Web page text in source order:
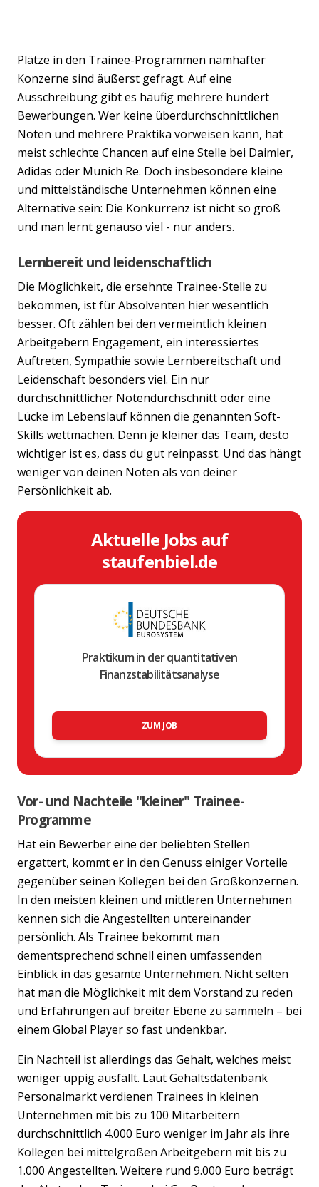
Previous
Plätze in den Trainee-Programmen namhafter
Konzerne sind äußerst gefragt. Auf eine
Ausschreibung gibt es häufig mehrere hundert
Bewerbungen. Wer keine überdurchschnittlichen
Noten und mehrere Praktika vorweisen kann, hat
meist schlechte Chancen auf eine Stelle bei Daimler,
Adidas oder Munich Re. Doch insbesondere kleine
und mittelständische Unternehmen können eine
Alternative sein: Die Konkurrenz ist nicht so groß
und man lernt genauso viel - nur anders.
Lernbereit und leidenschaftlich
Die Möglichkeit, die ersehnte Trainee-Stelle zu
bekommen, ist für Absolventen hier wesentlich
besser. Oft zählen bei den vermeintlich kleinen
Arbeitgebern Engagement, ein interessiertes
Auftreten, Sympathie sowie Lernbereitschaft und
Leidenschaft besonders viel. Ein nur
durchschnittlicher Notendurchschnitt oder eine
Lücke im Lebenslauf können die genannten Soft-
Skills wettmachen. Denn je kleiner das Team, desto
wichtiger ist es, dass du gut reinpasst. Und das hängt
weniger von deinen Noten als von deiner
Persönlichkeit ab.
Aktuelle Jobs auf
staufenbiel.de
Praktikum in der quantitativen
Finanzstabilitätsanalyse
ZUM JOB
Vor- und Nachteile "kleiner" Trainee-
Programme
Hat ein Bewerber eine der beliebten Stellen
ergattert, kommt er in den Genuss einiger Vorteile
gegenüber seinen Kollegen bei den Großkonzernen.
In den meisten kleinen und mittleren Unternehmen
kennen sich die Angestellten untereinander
persönlich. Als Trainee bekommt man
dementsprechend schnell einen umfassenden
Einblick in das gesamte Unternehmen. Nicht selten
hat man die Möglichkeit mit dem Vorstand zu reden
und Erfahrungen auf breiter Ebene zu sammeln – bei
einem Global Player so fast undenkbar.
Ein Nachteil ist allerdings das Gehalt, welches meist
weniger üppig ausfällt. Laut Gehaltsdatenbank
Personalmarkt verdienen Trainees in kleinen
Unternehmen mit bis zu 100 Mitarbeitern
durchschnittlich 4.000 Euro weniger im Jahr als ihre
Kollegen bei mittelgroßen Arbeitgebern mit bis zu
1.000 Angestellten. Weitere rund 9.000 Euro beträgt